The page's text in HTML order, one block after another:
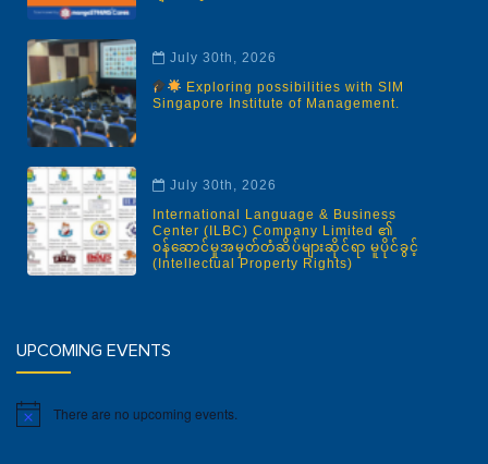
July 30th, 2026
Exploring possibilities with SIM
Singapore Institute of Management.
July 30th, 2026
International Language & Business
Center (ILBC) Company Limited ၏
ဝန်ဆောင်မှုအမှတ်တံဆိပ်များဆိုင်ရာ မူပိုင်ခွင့်
(Intellectual Property Rights)
UPCOMING EVENTS
Notice There are no upcoming events.